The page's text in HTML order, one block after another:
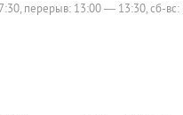
перерыв: 13:00 — 13:30, сб-